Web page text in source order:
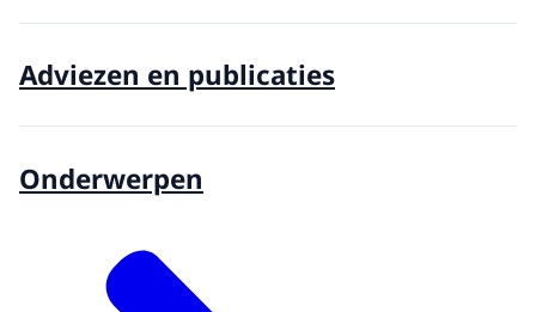
Adviezen en publicaties
Onderwerpen